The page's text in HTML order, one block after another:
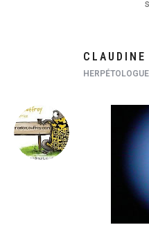
CLAUDINE
HERPÉTOLOGUE